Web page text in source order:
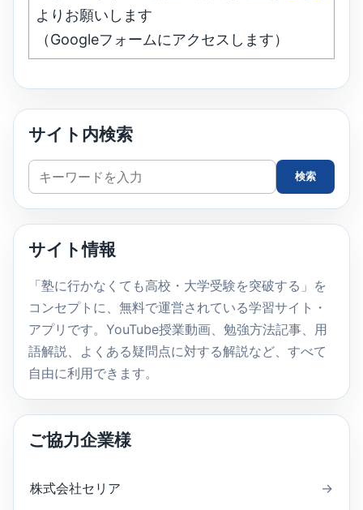
よりお願いします
（Googleフォームにアクセスします）
サイト内検索
サ
イ
ト
検
索
検索
サイト情報
「塾に行かなくても高校・大学受験を突破する」を
コンセプトに、無料で運営されている学習サイト・
アプリです。YouTube授業動画、勉強方法記事、用
語解説、よくある疑問点に対する解説など、すべて
自由に利用できます。
ご協力企業様
株式会社セリア →